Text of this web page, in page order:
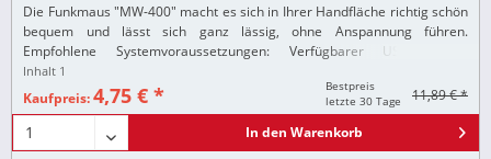
Die Funkmaus "MW-400" macht es sich in Ihrer Handfläche richtig schön
bequem und lässt sich ganz lässig, ohne Anspannung führen.
Empfohlene Systemvoraussetzungen: Verfügbarer USB-Typ A-
Anschluss, Microsoft Windows 11/10/8/7...
Inhalt 1
Kaufpreis:4,75 € * 11,89 € *
Bestpreis
letzte 30 Tage
In den Warenkorb